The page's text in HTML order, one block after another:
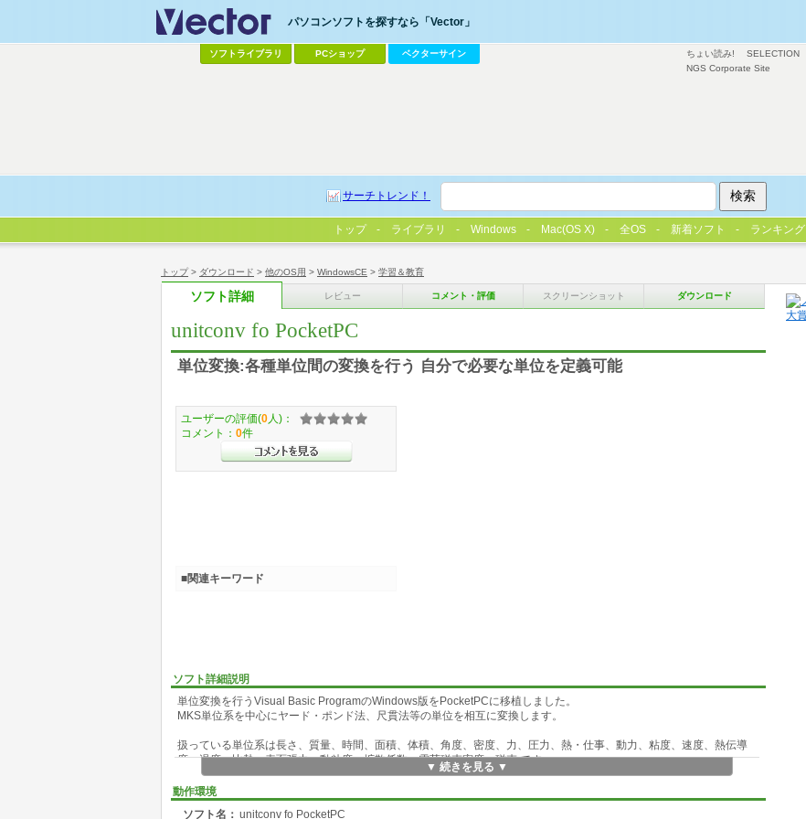
トップ> ダウンロード > 他のOS用 > WindowsCE > 学習＆教育
ソフト詳細 レビュー コメント・評価 スクリーンショット ダウンロード
unitconv fo PocketPC
単位変換:各種単位間の変換を行う 自分で必要な単位を定義可能
ソフト詳細説明
単位変換を行うVisual Basic ProgramのWindows版をPocketPCに移植しました。
MKS単位系を中心にヤード・ポンド法、尺貫法等の単位を相互に変換します。
扱っている単位系は長さ、質量、時間、面積、体積、角度、密度、力、圧力、熱・仕事、動力、粘度、速度、熱伝導
度、温度、比熱、表面張力、動粘度、拡散係数、電荷磁束密度、磁束 です。
自分でよく使う単位を定義することもできます。
unitvonv.cfgが単位の定義ファイルで、プログラム本体と一緒に￥Program Files\unitconv に置く必要があります。
▼ 続きを見る ▼
動作環境
ソフト名： unitconv fo PocketPC
ユーザーの評価(0 人)：
コメント： 0件
■関連キーワード
ちょい読み! SELECTION
NGS Corporate Site
パソコンソフトを探すなら「Vector」
ソフトライブラリ PCショップ ベクターサイン
サーチトレンド！
トップ ライブラリ Windows Mac(OS X) 全OS 新着ソフト ランキング